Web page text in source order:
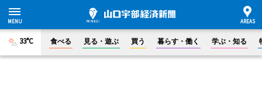
33°C 食べる 見る・遊ぶ 買う 暮らす・働く 学ぶ・知る